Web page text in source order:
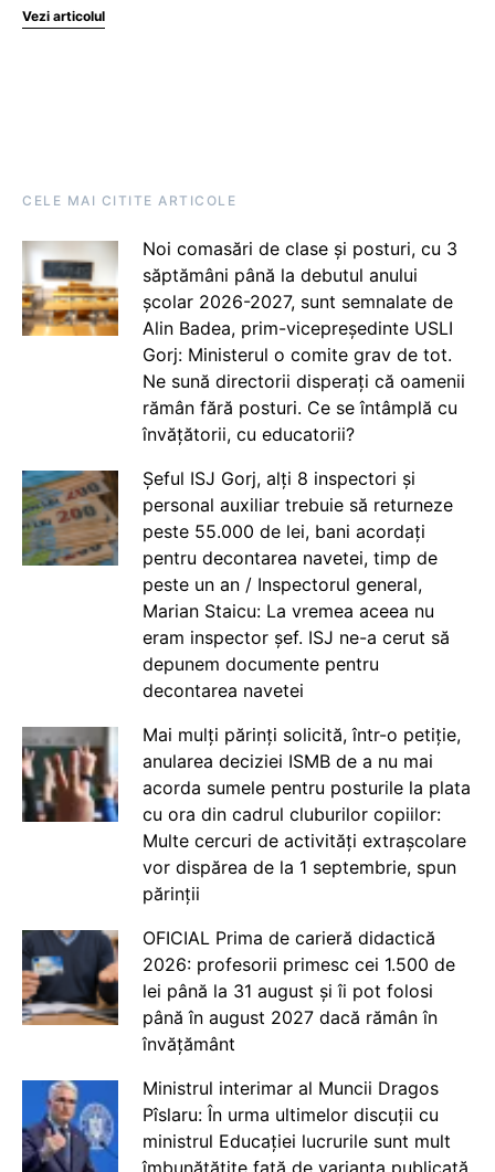
Vezi articolul
CELE MAI CITITE ARTICOLE
Noi comasări de clase și posturi, cu 3
săptămâni până la debutul anului
școlar 2026-2027, sunt semnalate de
Alin Badea, prim-vicepreședinte USLI
Gorj: Ministerul o comite grav de tot.
Ne sună directorii disperați că oamenii
rămân fără posturi. Ce se întâmplă cu
învățătorii, cu educatorii?
Șeful ISJ Gorj, alți 8 inspectori și
personal auxiliar trebuie să returneze
peste 55.000 de lei, bani acordați
pentru decontarea navetei, timp de
peste un an / Inspectorul general,
Marian Staicu: La vremea aceea nu
eram inspector șef. ISJ ne-a cerut să
depunem documente pentru
decontarea navetei
Mai mulți părinți solicită, într-o petiție,
anularea deciziei ISMB de a nu mai
acorda sumele pentru posturile la plata
cu ora din cadrul cluburilor copiilor:
Multe cercuri de activități extrașcolare
vor dispărea de la 1 septembrie, spun
părinții
OFICIAL Prima de carieră didactică
2026: profesorii primesc cei 1.500 de
lei până la 31 august și îi pot folosi
până în august 2027 dacă rămân în
învățământ
Ministrul interimar al Muncii Dragos
Pîslaru: În urma ultimelor discuții cu
ministrul Educației lucrurile sunt mult
îmbunătățite față de varianta publicată